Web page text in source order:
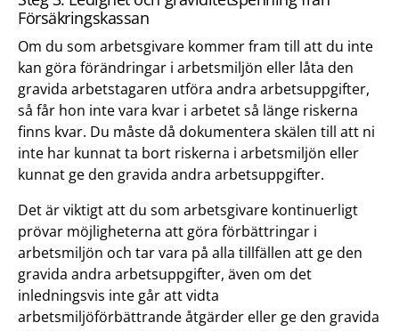
Försäkringskassan
Om du som arbetsgivare kommer fram till att du inte
kan göra förändringar i arbetsmiljön eller låta den
gravida arbetstagaren utföra andra arbetsuppgifter,
så får hon inte vara kvar i arbetet så länge riskerna
finns kvar. Du måste då dokumentera skälen till att ni
inte har kunnat ta bort riskerna i arbetsmiljön eller
kunnat ge den gravida andra arbetsuppgifter.
Det är viktigt att du som arbetsgivare kontinuerligt
prövar möjligheterna att göra förbättringar i
arbetsmiljön och tar vara på alla tillfällen att ge den
gravida andra arbetsuppgifter, även om det
inledningsvis inte går att vidta
arbetsmiljöförbättrande åtgärder eller ge den gravida